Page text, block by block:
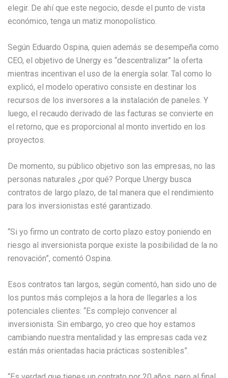
elegir. De ahí que este negocio, desde el punto de vista
económico, tenga un matiz monopolístico.
Según Eduardo Ospina, quien además se desempeña como
CEO, el objetivo de Unergy es “descentralizar” la oferta
mientras incentivan el uso de la energía solar. Tal como lo
explicó, el modelo operativo consiste en destinar los
recursos de los inversores a la instalación de paneles. Y
luego, el recaudo derivado de las facturas se convierte en
el retorno, que es proporcional al monto invertido en los
proyectos.
De momento, su público objetivo son las empresas, no las
personas naturales ¿por qué? Porque Unergy busca
contratos de largo plazo, de tal manera que el rendimiento
para los inversionistas esté garantizado.
“Si yo firmo un contrato de corto plazo estoy poniendo en
riesgo al inversionista porque existe la posibilidad de la no
renovación”, comentó Ospina.
Esos contratos tan largos, según comentó, han sido uno de
los puntos más complejos a la hora de llegarles a los
potenciales clientes: “Es complejo convencer al
inversionista. Sin embargo, yo creo que hoy estamos
cambiando nuestra mentalidad y las empresas cada vez
están más orientadas hacia prácticas sostenibles”.